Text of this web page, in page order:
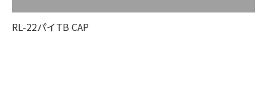
RL-22パイTB CAP